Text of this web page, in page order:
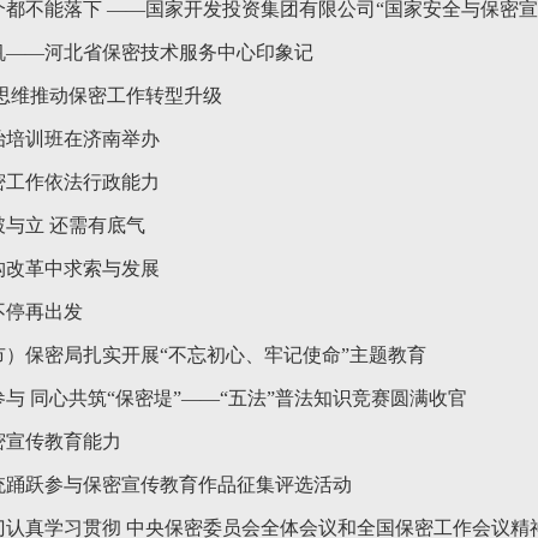
都不能落下 ——国家开发投资集团有限公司“国家安全与保密
——河北省保密技术服务中心印象记
维推动保密工作转型升级
培训班在济南举办
作依法行政能力
与立 还需有底气
革中求索与发展
停再出发
保密局扎实开展“不忘初心、牢记使命”主题教育
与 同心共筑“保密堤”——“五法”普法知识竞赛圆满收官
传教育能力
跃参与保密宣传教育作品征集评选活动
认真学习贯彻 中央保密委员会全体会议和全国保密工作会议